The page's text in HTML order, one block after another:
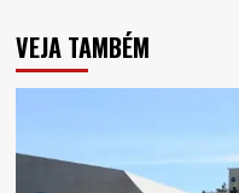
VEJA TAMBÉM